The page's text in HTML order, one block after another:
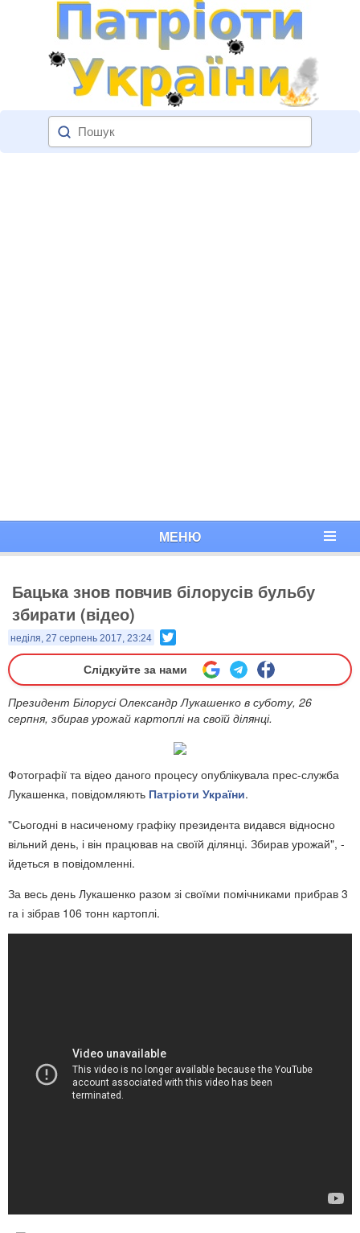
МЕНЮ
Бацька знов повчив білорусів бульбу
збирати (відео)
неділя, 27 серпень 2017, 23:24
Слідкуйте за нами
​Президент Білорусі Олександр Лукашенко в суботу, 26
серпня, збирав урожай картоплі на своїй ділянці.
Фотографії та відео даного процесу опублікувала прес-служба
Лукашенка, повідомляють Патріоти України.
"Сьогодні в насиченому графіку президента видався відносно
вільний день, і він працював на своїй ділянці. Збирав урожай", -
йдеться в повідомленні.
За весь день Лукашенко разом зі своїми помічниками прибрав 3
га і зібрав 106 тонн картоплі.